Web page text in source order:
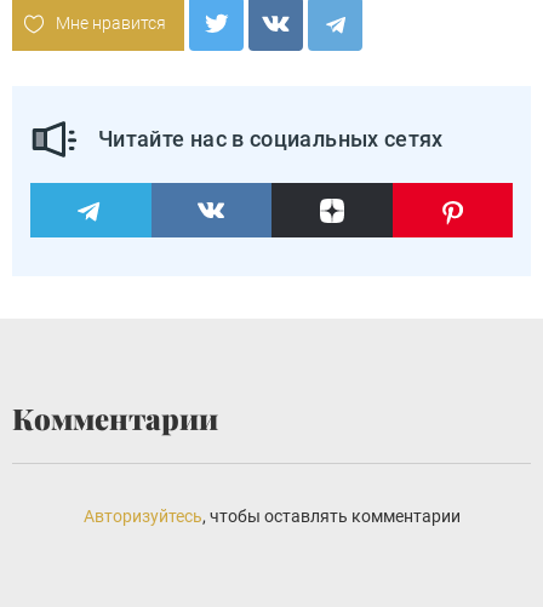
Мне нравится
Читайте нас в социальных сетях
Комментарии
Авторизуйтесь, чтобы оставлять комментарии